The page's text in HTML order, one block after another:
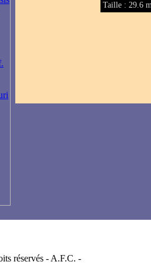
Taille : 29.6
réservés - A.F.C. -